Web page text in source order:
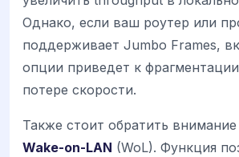
Однако, если ваш роутер или
поддерживает Jumbo Frames,
опции приведет к
потере скорости.
Также стоит обратить
Wake-on-LAN (WoL). Функция